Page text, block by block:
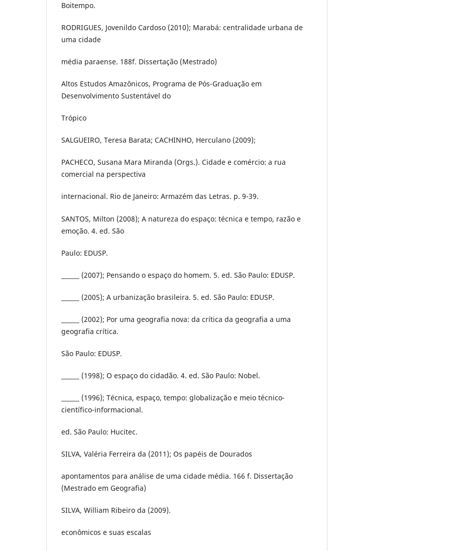
Boitempo.
RODRIGUES, Jovenildo Cardoso (2010); Marabá: centralidade urbana de
uma cidade
média paraense. 188f. Dissertação (Mestrado)
Altos Estudos Amazônicos, Programa de Pós-Graduação em
Desenvolvimento Sustentável do
Trópico
SALGUEIRO, Teresa Barata; CACHINHO, Herculano (2009);
PACHECO, Susana Mara Miranda (Orgs.). Cidade e comércio: a rua
comercial na perspectiva
internacional. Rio de Janeiro: Armazém das Letras. p. 9-39.
SANTOS, Milton (2008); A natureza do espaço: técnica e tempo, razão e
emoção. 4. ed. São
Paulo: EDUSP.
______ (2007); Pensando o espaço do homem. 5. ed. São Paulo: EDUSP.
______ (2005); A urbanização brasileira. 5. ed. São Paulo: EDUSP.
______ (2002); Por uma geografia nova: da crítica da geografia a uma
geografia crítica.
São Paulo: EDUSP.
______ (1998); O espaço do cidadão. 4. ed. São Paulo: Nobel.
______ (1996); Técnica, espaço, tempo: globalização e meio técnico-
científico-informacional.
ed. São Paulo: Hucitec.
SILVA, Valéria Ferreira da (2011); Os papéis de Dourados
apontamentos para análise de uma cidade média. 166 f. Dissertação
(Mestrado em Geografia)
SILVA, William Ribeiro da (2009).
econômicos e suas escalas